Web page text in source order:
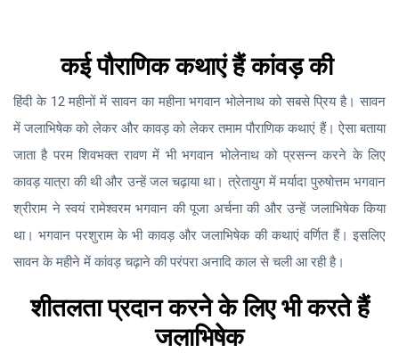
कई पौराणिक कथाएं हैं कांवड़ की
हिंदी के 12 महीनों में सावन का महीना भगवान भोलेनाथ को सबसे प्रिय है। सावन
में जलाभिषेक को लेकर और कावड़ को लेकर तमाम पौराणिक कथाएं हैं। ऐसा बताया
जाता है परम शिवभक्त रावण में भी भगवान भोलेनाथ को प्रसन्न करने के लिए
कावड़ यात्रा की थी और उन्हें जल चढ़ाया था। त्रेतायुग में मर्यादा पुरुषोत्तम भगवान
श्रीराम ने स्वयं रामेश्वरम भगवान की पूजा अर्चना की और उन्हें जलाभिषेक किया
था। भगवान परशुराम के भी कावड़ और जलाभिषेक की कथाएं वर्णित हैं। इसलिए
सावन के महीने में कांवड़ चढ़ाने की परंपरा अनादि काल से चली आ रही है।
शीतलता प्रदान करने के लिए भी करते हैं
जलाभिषेक